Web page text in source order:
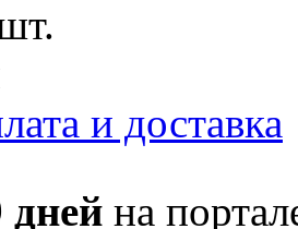
и доставка
дней на